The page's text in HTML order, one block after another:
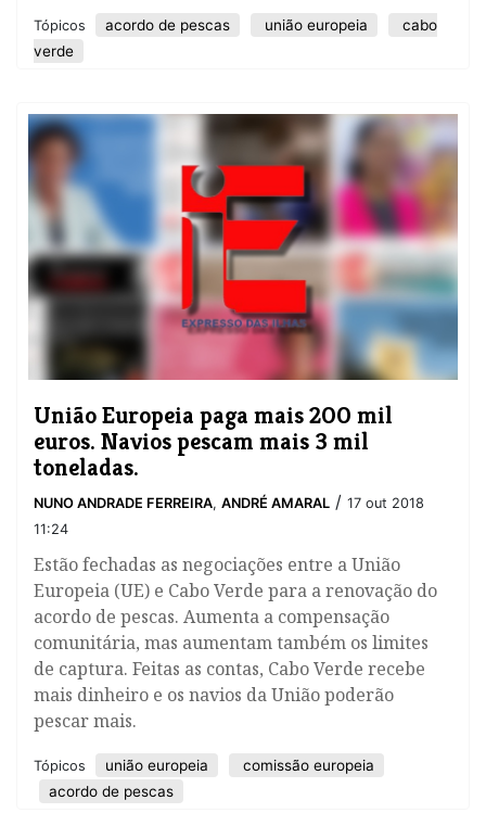
Tópicos acordo de pescas união europeia
cabo
verde
União Europeia paga mais 200 mil
euros. Navios pescam mais 3 mil
toneladas.
NUNO ANDRADE FERREIRA, ANDRÉ AMARAL / 17 out 2018
11:24
Estão fechadas as negociações entre a União
Europeia (UE) e Cabo Verde para a renovação do
acordo de pescas. Aumenta a compensação
comunitária, mas aumentam também os limites
de captura. Feitas as contas, Cabo Verde recebe
mais dinheiro e os navios da União poderão
pescar mais.
Tópicos união europeia
comissão europeia
acordo de pescas